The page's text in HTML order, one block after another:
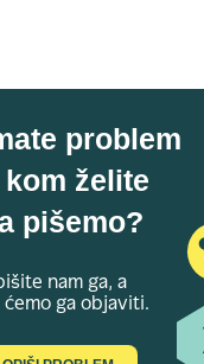
problem
kom želite
pišemo?
nam ga, a
ćemo ga objaviti.